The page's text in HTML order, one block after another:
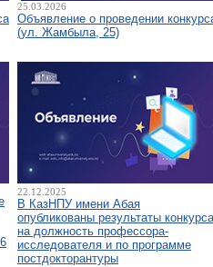
25.03.2026
Объявление о проведении
(ул. Жамбыла, 25)
22.12.2025
В КазНПУ имени Абая
опубликованы результаты конкурса
на должность профессора-
исследователя и по программе
постдокторантуры